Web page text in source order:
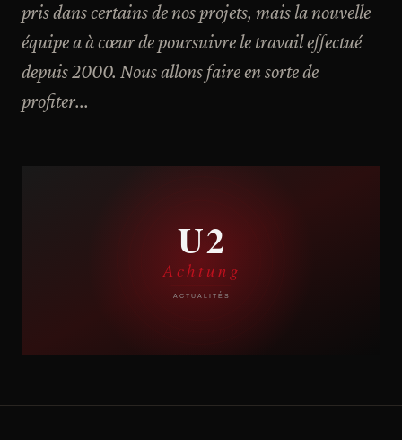
pris dans certains de nos projets, mais la nouvelle
équipe a à cœur de poursuivre le travail effectué
depuis 2000. Nous allons faire en sorte de
profiter...